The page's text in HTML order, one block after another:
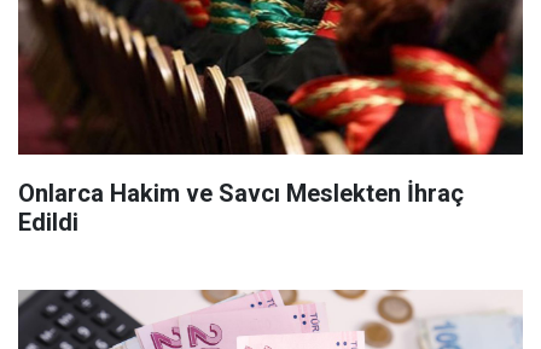
Onlarca Hakim ve Savcı Meslekten İhraç
Edildi